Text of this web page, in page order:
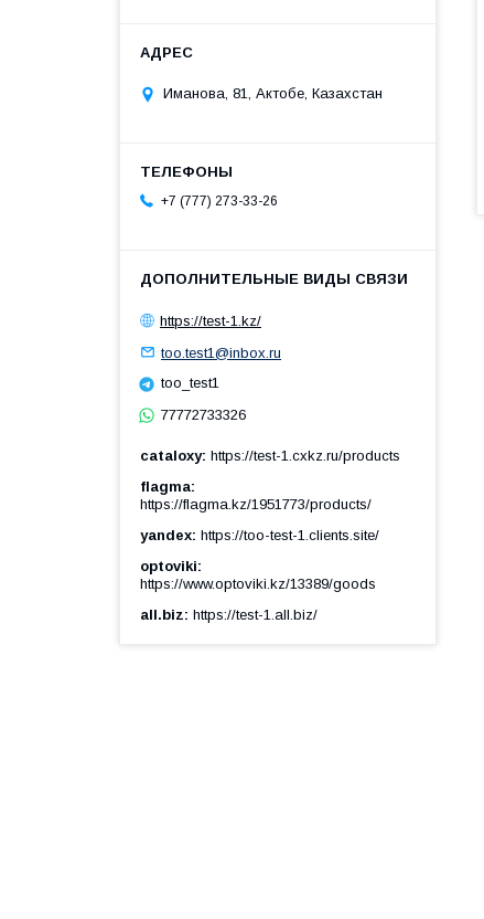
Иманова, 81, Актобе, Казахстан
+7 (777) 273-33-26
https://test-1.kz/
too.test1@inbox.ru
too_test1
77772733326
cataloxy https://test-1.cxkz.ru/products
flagma
https://flagma.kz/1951773/products/
yandex https://too-test-1.clients.site/
optoviki
https://www.optoviki.kz/13389/goods
all.biz https://test-1.all.biz/